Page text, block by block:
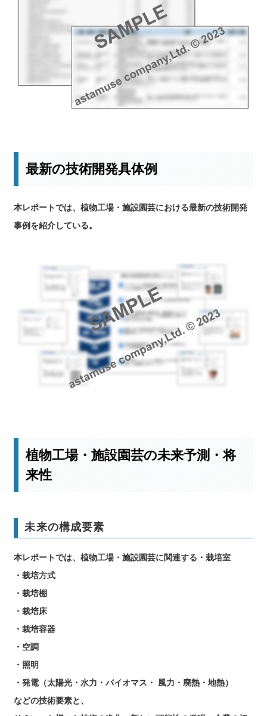
最新の技術開発具体例
本レポートでは、植物工場・施設園芸における最新の技術開発
事例を紹介している。
植物工場・施設園芸の未来予測・将
来性
未来の構成要素
本レポートでは、植物工場・施設園芸に関連する・栽培室
・栽培方式
・栽培棚
・栽培床
・栽培容器
・空調
・照明
・発電（太陽光・水力・バイオマス・ 風力・廃熱・地熱）
などの技術要素と、